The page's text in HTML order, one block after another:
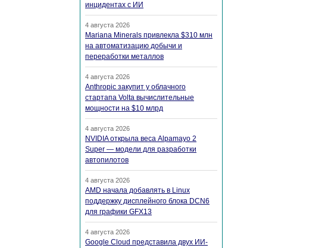
инцидентах с ИИ
4 августа 2026
Mariana Minerals привлекла $310 млн
на автоматизацию добычи и
переработки металлов
4 августа 2026
Anthropic закупит у облачного
стартапа Volta вычислительные
мощности на $10 млрд
4 августа 2026
NVIDIA открыла веса Alpamayo 2
Super — модели для разработки
автопилотов
4 августа 2026
AMD начала добавлять в Linux
поддержку дисплейного блока DCN6
для графики GFX13
4 августа 2026
Google Cloud представила двух ИИ-